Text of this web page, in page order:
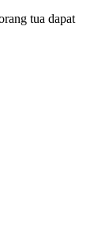
tua dapat